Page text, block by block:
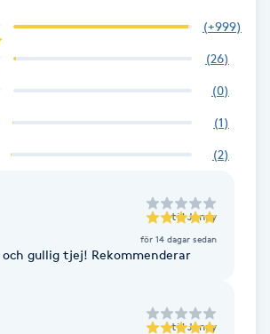
(+999)
(26)
(0)
(1)
(2)
till Jenny
för 14 dagar sedan
gullig tjej! Rekommenderar
till Jenny